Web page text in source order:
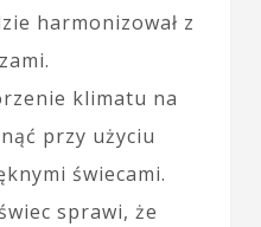
harmonizował z
klimatu na
przy użyciu
świecami.
sprawi, że